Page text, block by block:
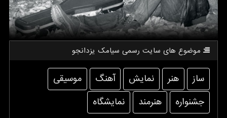
موضوع های سایت رسمی سیامك یزدانجو
ساز هنر نمایش آهنگ
موسیقی
جشنواره
هنرمند نمایشگاه